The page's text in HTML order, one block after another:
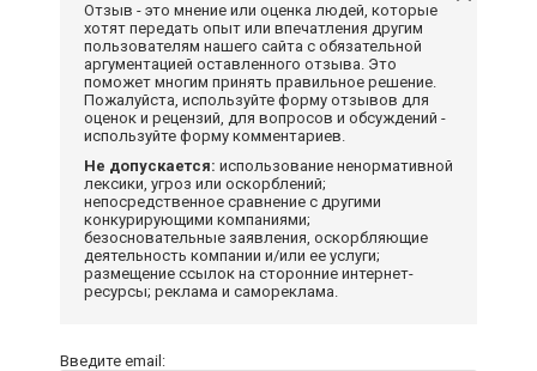
Отзыв - это мнение или оценка людей, которые
хотят передать опыт или впечатления другим
пользователям нашего сайта с обязательной
аргументацией оставленного отзыва. Это
поможет многим принять правильное решение.
Пожалуйста, используйте форму отзывов для
оценок и рецензий, для вопросов и обсуждений -
используйте форму комментариев.
Не допускается: использование ненормативной
лексики, угроз или оскорблений;
непосредственное сравнение с другими
конкурирующими компаниями;
безосновательные заявления, оскорбляющие
деятельность компании и/или ее услуги;
размещение ссылок на сторонние интернет-
ресурсы; реклама и самореклама.
Введите email: